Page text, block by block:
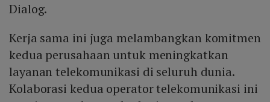
Dialog.
Kerja sama ini juga melambangkan komitmen
kedua perusahaan untuk meningkatkan
layanan telekomunikasi di seluruh dunia.
Kolaborasi kedua operator telekomunikasi ini